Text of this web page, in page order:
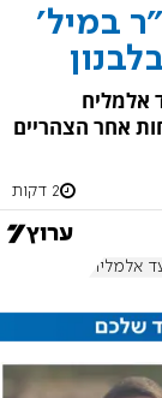
במיל'
אלמליח
אחר הצהריים
2 דקות
אלמליח